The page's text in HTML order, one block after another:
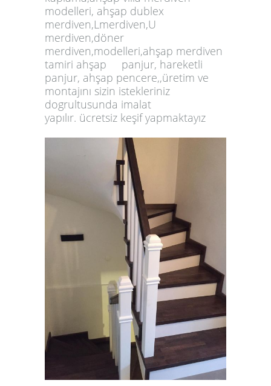
modelleri, ahşap dublex
merdiven,Lmerdiven,U
merdiven,döner
merdiven,modelleri,ahşap merdiven
tamiri ahşap panjur, hareketli
panjur, ahşap pencere,,üretim ve
montajını sizin istekleriniz
dogrultusunda imalat
yapılır. ücretsiz keşif yapmaktayız